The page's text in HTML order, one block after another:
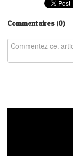
Commentaires (0)